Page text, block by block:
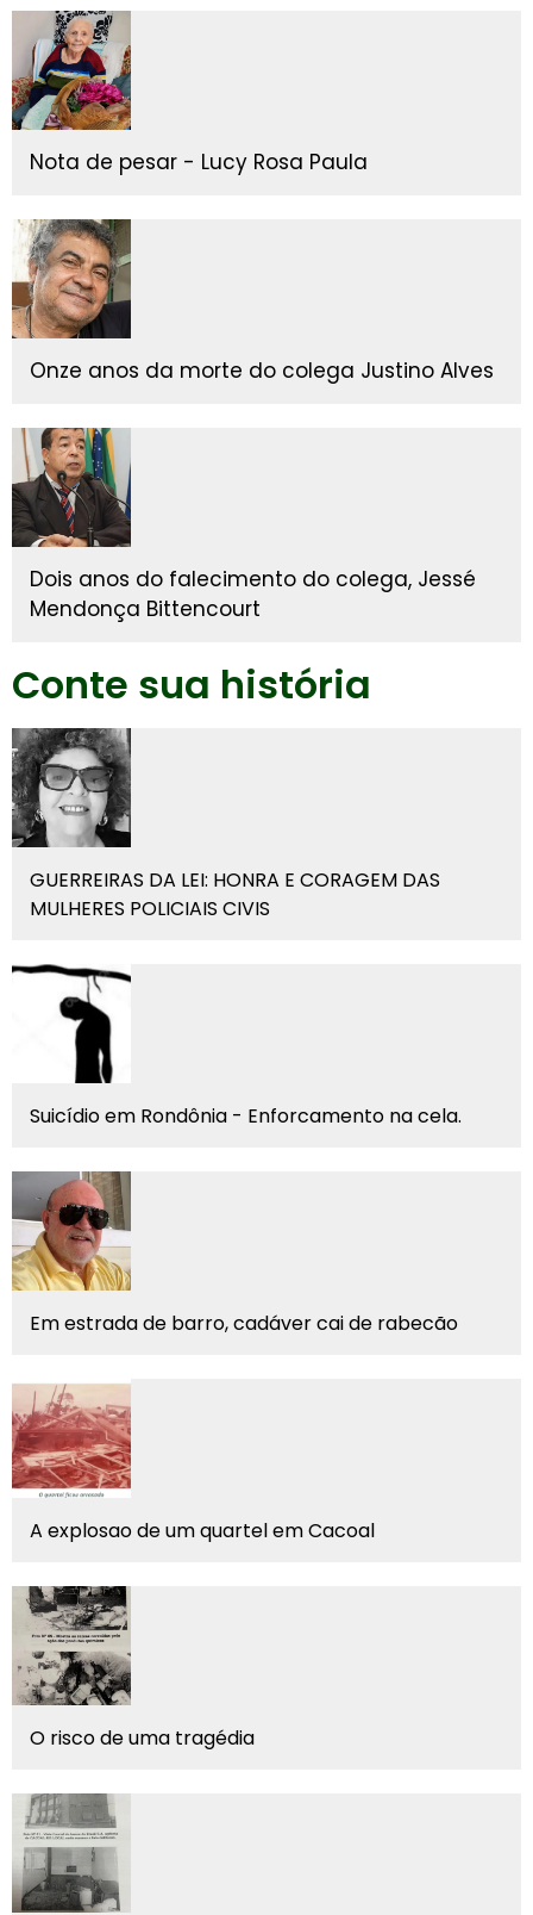
Nota de pesar - Lucy Rosa Paula
Onze anos da morte do colega Justino Alves
Dois anos do falecimento do colega, Jessé
Mendonça Bittencourt
Conte sua história
GUERREIRAS DA LEI: HONRA E CORAGEM DAS
MULHERES POLICIAIS CIVIS
Suicídio em Rondônia - Enforcamento na cela.
Em estrada de barro, cadáver cai de rabecão
A explosao de um quartel em Cacoal
O risco de uma tragédia